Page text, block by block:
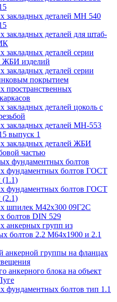
закладных деталей МН 540
закладных деталей для штаб-
закладных деталей серии
ЖБИ изделий
закладных деталей серии
покрытием
пространственных
закладных деталей цоколь с
закладных деталей МН-553
выпуск 1
закладных деталей ЖБИ
частью
фундаментных болтов
фундаментных болтов ГОСТ
(1.1)
фундаментных болтов ГОСТ
(2.1)
шпилек М42х300 09Г2С
болтов DIN 529
анкерных групп из
болтов 2.2 М64х1900 и 2.1
анкерной группы на фланцах
анкерного блока на объект
фундаментных болтов тип 1.1